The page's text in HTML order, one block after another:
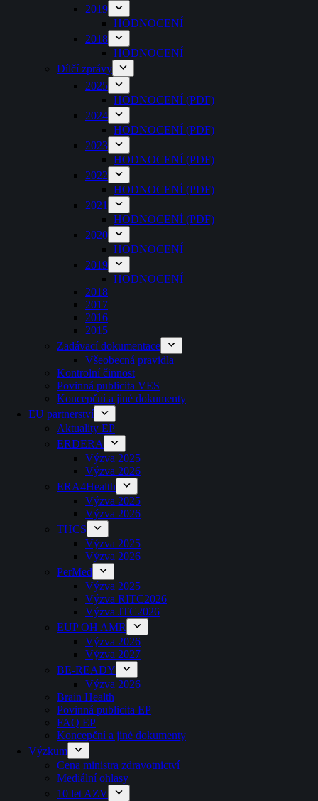
2019
HODNOCENÍ
2018
HODNOCENÍ
Dílčí zprávy
2025
HODNOCENÍ (PDF)
2024
HODNOCENÍ (PDF)
2023
HODNOCENÍ (PDF)
2022
HODNOCENÍ (PDF)
2021
HODNOCENÍ (PDF)
2020
HODNOCENÍ
2019
HODNOCENÍ
2018
2017
2016
2015
Zadávací dokumentace
Všeobecná pravidla
Kontrolní činnost
Povinná publicita VES
Koncepční a jiné dokumenty
EU partnerství
Aktuality EP
ERDERA
Výzva 2025
Výzva 2026
ERA4Health
Výzva 2025
Výzva 2026
THCS
Výzva 2025
Výzva 2026
PerMed
Výzva 2025
Výzva RITC2026
Výzva JTC2026
EUP OH AMR
Výzva 2026
Výzva 2027
BE-READY
Výzva 2026
Brain Health
Povinná publicita EP
FAQ EP
Koncepční a jiné dokumenty
Výzkum
Cena ministra zdravotnictví
Mediální ohlasy
10 let AZV